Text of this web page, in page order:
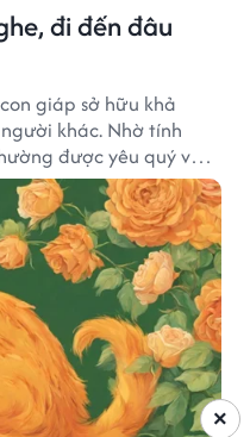
đi đến đâu
giáp sở hữu khả
khác. Nhờ tính
được yêu quý và
đẹp.
×